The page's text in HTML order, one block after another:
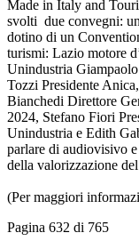
Made in Italy and
svolti due convegni:
dotino di un
turismi: Lazio motore
Unindustria
Tozzi Presidente
Bianchedi Direttore
2024, Stefano Fiori
Unindustria e Edith
parlare di audiovisivo
della valorizzazione
(Per maggiori
Pagina 632 di 765